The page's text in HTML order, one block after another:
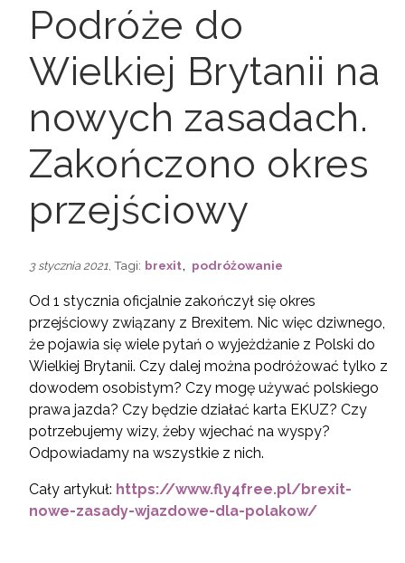
Podróże do
Wielkiej Brytanii na
nowych zasadach.
Zakończono okres
przejściowy
3 stycznia 2021 , Tagi: brexit podróżowanie
Od 1 stycznia oficjalnie zakończył się okres
przejściowy związany z Brexitem. Nic więc dziwnego,
że pojawia się wiele pytań o wyjeżdżanie z Polski do
Wielkiej Brytanii. Czy dalej można podróżować tylko z
dowodem osobistym? Czy mogę używać polskiego
prawa jazda? Czy będzie działać karta EKUZ? Czy
potrzebujemy wizy, żeby wjechać na wyspy?
Odpowiadamy na wszystkie z nich.
Cały artykuł: https://www.fly4free.pl/brexit-
nowe-zasady-wjazdowe-dla-polakow/